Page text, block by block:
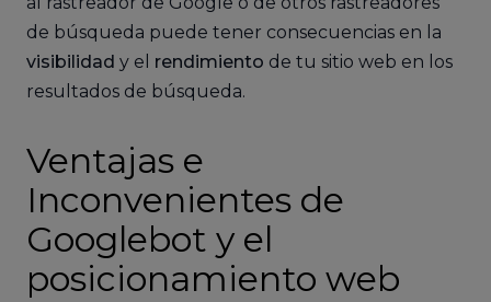
de búsqueda puede tener consecuencias en la
visibilidad y el rendimiento de tu sitio web en los
resultados de búsqueda.
Ventajas e
Inconvenientes de
Googlebot y el
posicionamiento web